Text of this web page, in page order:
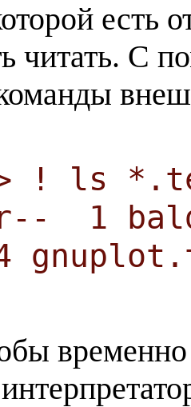
есть
читать. С
! ls
1